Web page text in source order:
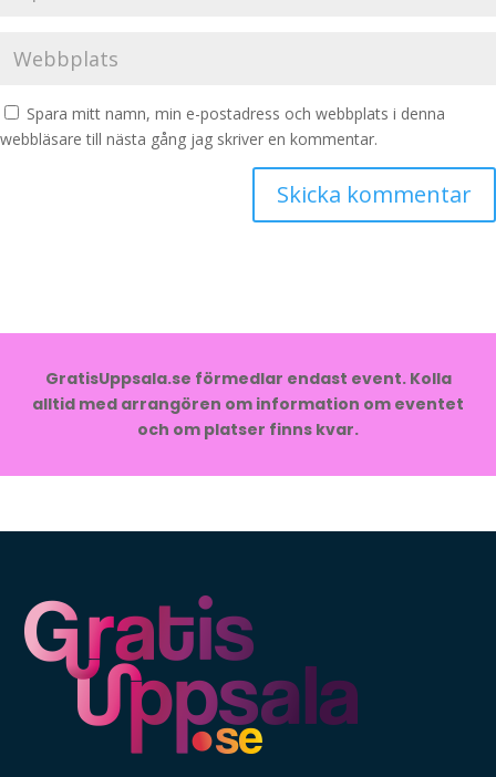
Spara mitt namn, min e-postadress och webbplats i denna
webbläsare till nästa gång jag skriver en kommentar.
GratisUppsala.se förmedlar endast event. Kolla
alltid med arrangören om information om eventet
och om platser finns kvar.